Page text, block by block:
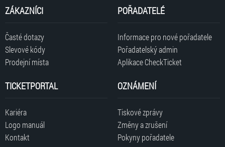
Pokyny pořadatele
INFO ZTP/P
ZÁKAZNÍCI
Časté dotazy
Slevové kódy
Prodejní místa
POŘADATELÉ
Informace pro nové pořadatele
Pořadatelský admin
Aplikace CheckTicket
TICKETPORTAL
Kariéra
Logo manuál
Kontakt
OZNÁMENÍ
Tiskové zprávy
Změny a zrušení
Pokyny pořadatele